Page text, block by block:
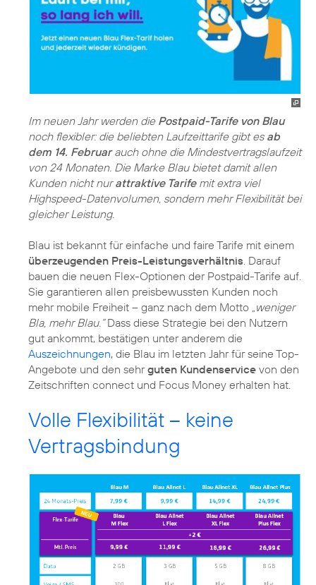
Im neuen Jahr werden die Postpaid-Tarife von Blau
noch flexibler: die beliebten Laufzeittarife gibt es ab
dem 14. Februarauch ohne die Mindestvertragslaufzeit
von 24 Monaten. Die Marke Blau bietet damit allen
Kunden nicht nurattraktive Tarifemit extra viel
Highspeed-Datenvolumen, sondern mehr Flexibilität bei
gleicher Leistung.
Blau ist bekannt für einfache und faire Tarife mit einem
überzeugenden Preis-Leistungsverhältnis . Darauf
bauen die neuen Flex-Optionen der Postpaid-Tarife auf.
Sie garantieren allen preisbewussten Kunden noch
mehr mobile Freiheit – ganz nach dem Motto „weniger
Bla, mehr Blau.“Dass diese Strategie bei den Nutzern
gut ankommt, bestätigen unter anderem die
Auszeichnungen, die Blau im letzten Jahr für seine Top-
Angebote und den sehrguten Kundenservice von den
Zeitschriften connect und Focus Money erhalten hat.
Volle Flexibilität – keine
Vertragsbindung